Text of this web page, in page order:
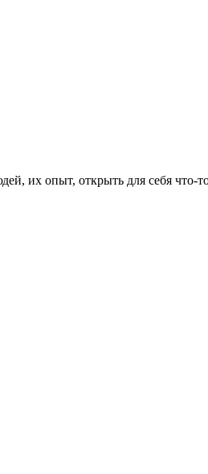
их опыт, открыть для себя что-